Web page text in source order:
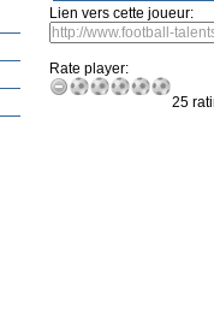
Lien vers cette joueur:
Rate player:
25